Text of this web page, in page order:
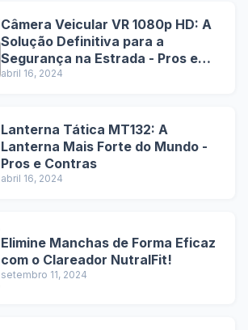
Câmera Veicular VR 1080p HD: A
Solução Definitiva para a
Segurança na Estrada - Pros e
Contras
abril 16, 2024
Lanterna Tática MT132: A
Lanterna Mais Forte do Mundo -
Pros e Contras
abril 16, 2024
Elimine Manchas de Forma Eficaz
com o Clareador NutralFit!
setembro 11, 2024